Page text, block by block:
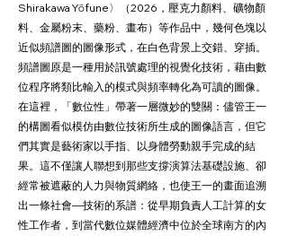
Shirakawa Yōfune〉（2026，壓克力顏料、礦物顏
料、金屬粉末、藥粉、畫布）等作品中，幾何色塊以
近似頻譜圖的圖像形式，在白色背景上交錯、穿插。
頻譜圖原是一種用於訊號處理的視覺化技術，藉由數
位程序將類比輸入的模式與頻率轉化為可讀的圖像。
在這裡，「數位性」帶著一層微妙的雙關：儘管王一
的構圖看似模仿由數位技術所生成的圖像語言，但它
們其實是藝術家以手指、以身體勞動親手完成的結
果。這不僅讓人聯想到那些支撐演算法基礎設施、卻
經常被遮蔽的人力與物質網絡，也使王一的畫面追溯
出一條社會—技術的系譜：從早期負責人工計算的女
性工作者，到當代數位媒體經濟中位於全球南方的內